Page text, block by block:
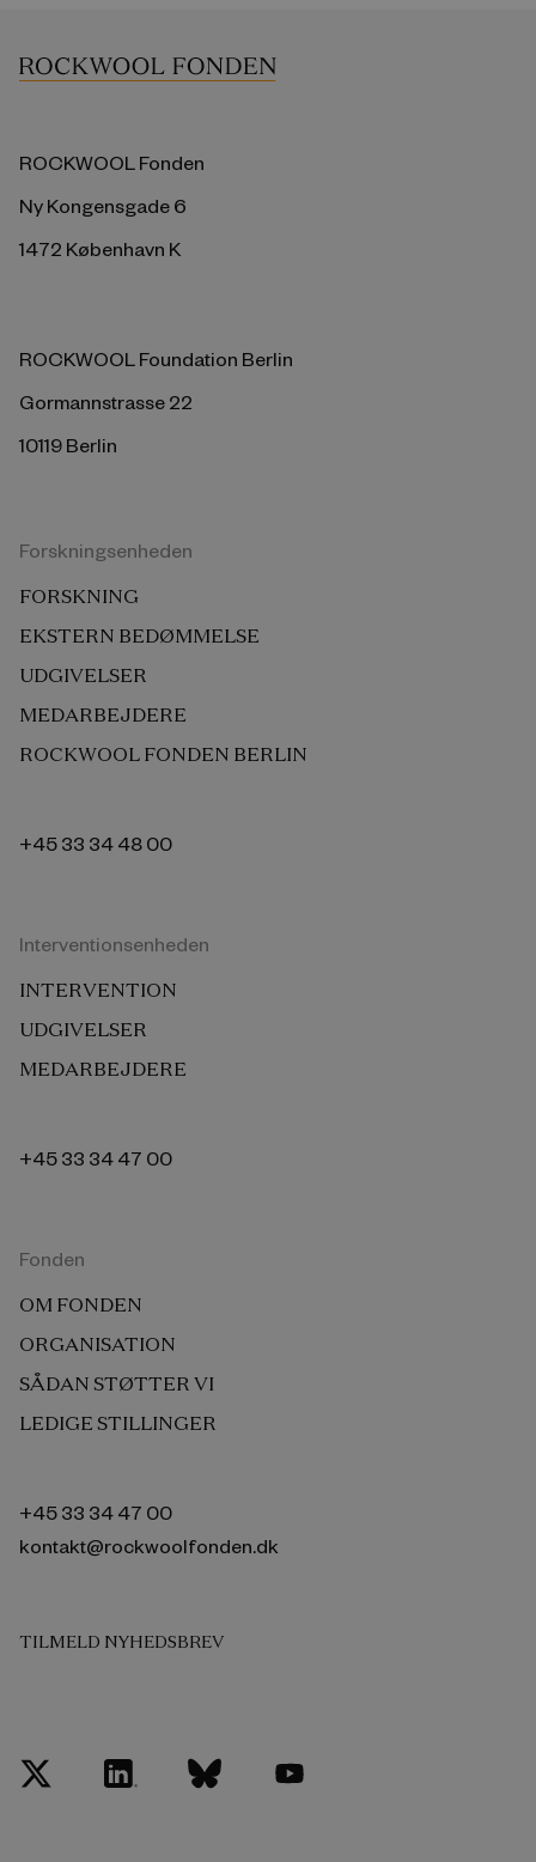
ROCKWOOL Fonden
Ny Kongensgade 6
1472 København K
ROCKWOOL Foundation Berlin
Gormannstrasse 22
10119 Berlin
Forskningsenheden
FORSKNING
EKSTERN BEDØMMELSE
UDGIVELSER
MEDARBEJDERE
ROCKWOOL FONDEN BERLIN
+45 33 34 48 00
Interventionsenheden
INTERVENTION
UDGIVELSER
MEDARBEJDERE
+45 33 34 47 00
Fonden
OM FONDEN
ORGANISATION
SÅDAN STØTTER VI
LEDIGE STILLINGER
+45 33 34 47 00
kontakt@rockwoolfonden.dk
TILMELD NYHEDSBREV